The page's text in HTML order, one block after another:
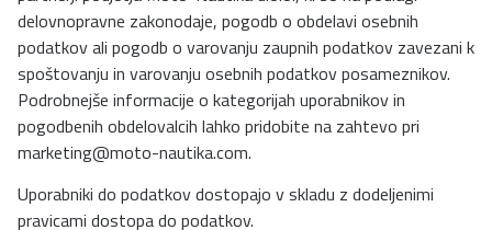
delovnopravne zakonodaje, pogodb o obdelavi osebnih
podatkov ali pogodb o varovanju zaupnih podatkov zavezani k
spoštovanju in varovanju osebnih podatkov posameznikov.
Podrobnejše informacije o kategorijah uporabnikov in
pogodbenih obdelovalcih lahko pridobite na zahtevo pri
marketing@moto-nautika.com.
Uporabniki do podatkov dostopajo v skladu z dodeljenimi
pravicami dostopa do podatkov.